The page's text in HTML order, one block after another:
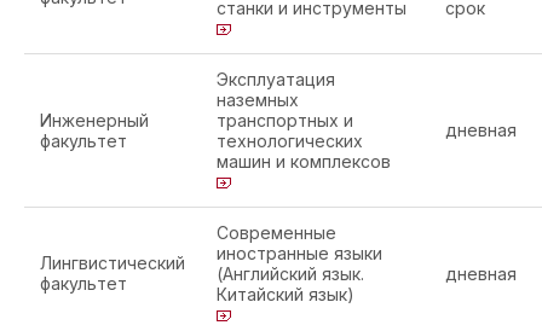
станки и инструменты
срок
Инженерный
факультет
Эксплуатация
наземных
транспортных и
технологических
машин и комплексов
дневная
Лингвистический
факультет
Современные
иностранные языки
(Английский язык.
Китайский язык)
дневная